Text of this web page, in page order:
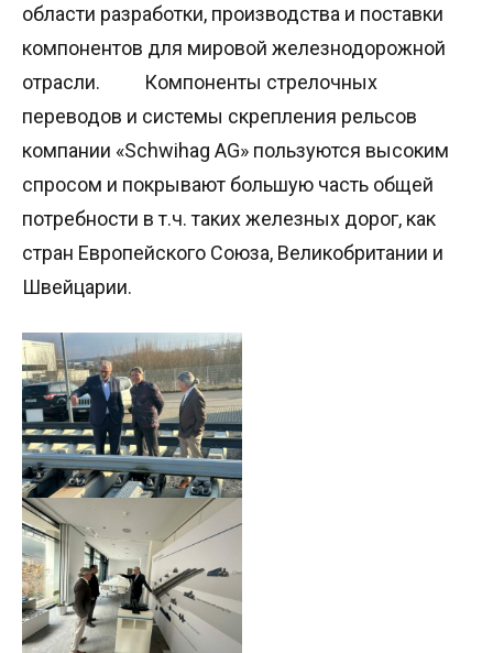
области разработки, производства и поставки
компонентов для мировой железнодорожной
отрасли. Компоненты стрелочных
переводов и системы скрепления рельсов
компании «Schwihag AG» пользуются высоким
спросом и покрывают большую часть общей
потребности в т.ч. таких железных дорог, как
стран Европейского Союза, Великобритании и
Швейцарии.